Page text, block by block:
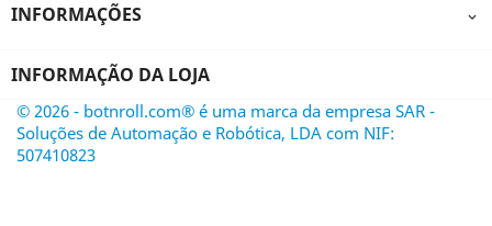
INFORMAÇÕES 
INFORMAÇÃO DA LOJA
© 2026 - botnroll.com® é uma marca da empresa SAR -
Soluções de Automação e Robótica, LDA com NIF:
507410823